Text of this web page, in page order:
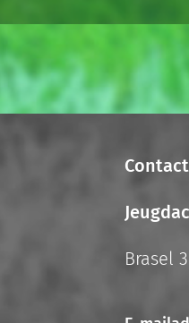
Brasel